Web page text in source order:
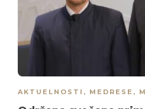
AKTUELNOSTI , MEDRESE ,